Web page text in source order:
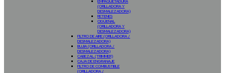
EMPAQUETADURA
(ORILLADORA Y
DESMALEZADORA)
RETENES
CIGÜEÑAL
(ORILLADORA Y
DESMALEZADORA)
FILTRO DE AIRE (ORILLADORA /
DESMALEZADORA)
BUJIA (ORILLADORA /
DESMALEZADORA)
CABEZAL (TRIMMER)
CAJA DE ENGRANAJE
FILTRO DE COMBUSTIBLE
(ORILLADORA /